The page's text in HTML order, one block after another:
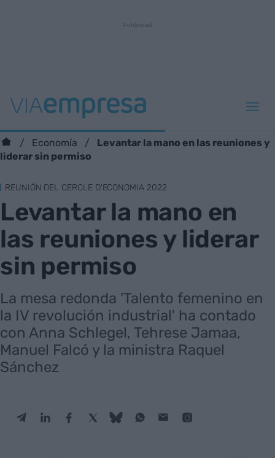
Economía
Levantar la mano en las reuniones y
liderar sin permiso
REUNIÓN DEL CERCLE D'ECONOMIA 2022
Levantar la mano en
las reuniones y liderar
sin permiso
La mesa redonda 'Talento femenino en
la IV revolución industrial' ha contado
con Anna Schlegel, Tehrese Jamaa,
Manuel Falcó y la ministra Raquel
Sánchez